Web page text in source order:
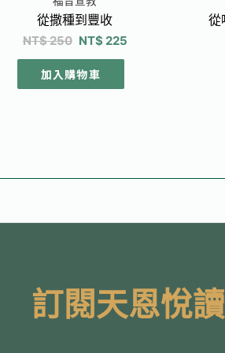
從撒種到豐收
NT$250 NT$225
加入購物車
從
訂閱天恩悅